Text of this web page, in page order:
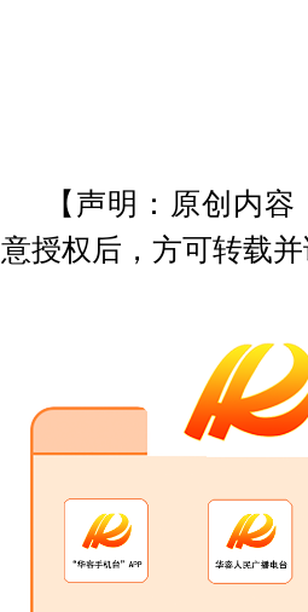
【声明：原创内
意授权后，方可转载